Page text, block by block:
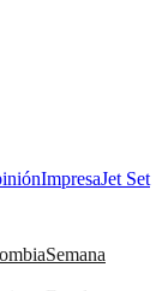
ImpresaJet Set
Semana